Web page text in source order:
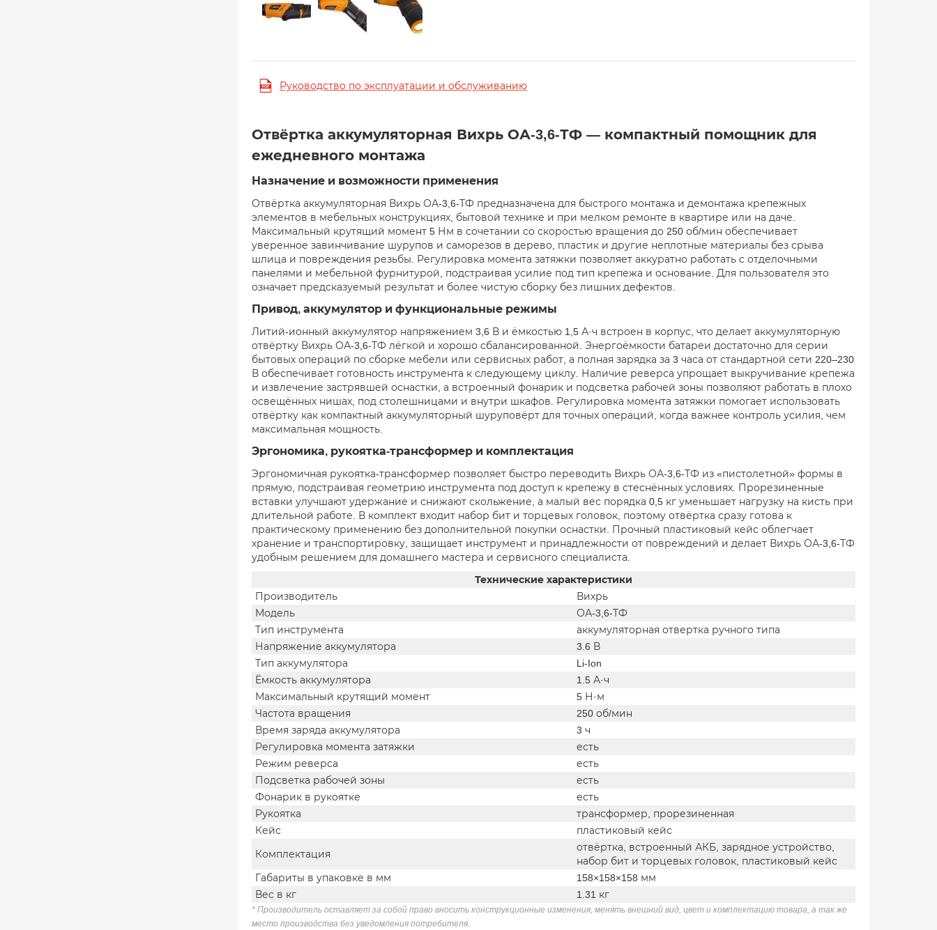
Руководство по эксплуатации и обслуживанию
Отвёртка аккумуляторная Вихрь ОА-3,6-ТФ — компактный помощник для
ежедневного монтажа
Назначение и возможности применения
Отвёртка аккумуляторная Вихрь ОА-3,6-ТФ предназначена для быстрого монтажа и демонтажа крепежных
элементов в мебельных конструкциях, бытовой технике и при мелком ремонте в квартире или на даче.
Максимальный крутящий момент 5 Нм в сочетании со скоростью вращения до 250 об/мин обеспечивает
уверенное завинчивание шурупов и саморезов в дерево, пластик и другие неплотные материалы без срыва
шлица и повреждения резьбы. Регулировка момента затяжки позволяет аккуратно работать с отделочными
панелями и мебельной фурнитурой, подстраивая усилие под тип крепежа и основание. Для пользователя это
означает предсказуемый результат и более чистую сборку без лишних дефектов.
Привод, аккумулятор и функциональные режимы
Литий-ионный аккумулятор напряжением 3,6 В и ёмкостью 1,5 А·ч встроен в корпус, что делает аккумуляторную
отвёртку Вихрь ОА-3,6-ТФ лёгкой и хорошо сбалансированной. Энергоёмкости батареи достаточно для серии
бытовых операций по сборке мебели или сервисных работ, а полная зарядка за 3 часа от стандартной сети 220–230
В обеспечивает готовность инструмента к следующему циклу. Наличие реверса упрощает выкручивание крепежа
и извлечение застрявшей оснастки, а встроенный фонарик и подсветка рабочей зоны позволяют работать в плохо
освещённых нишах, под столешницами и внутри шкафов. Регулировка момента затяжки помогает использовать
отвёртку как компактный аккумуляторный шуруповёрт для точных операций, когда важнее контроль усилия, чем
максимальная мощность.
Эргономика, рукоятка-трансформер и комплектация
Эргономичная рукоятка-трансформер позволяет быстро переводить Вихрь ОА-3,6-ТФ из «пистолетной» формы в
прямую, подстраивая геометрию инструмента под доступ к крепежу в стеснённых условиях. Прорезиненные
вставки улучшают удержание и снижают скольжение, а малый вес порядка 0,5 кг уменьшает нагрузку на кисть при
длительной работе. В комплект входит набор бит и торцевых головок, поэтому отвёртка сразу готова к
практическому применению без дополнительной покупки оснастки. Прочный пластиковый кейс облегчает
хранение и транспортировку, защищает инструмент и принадлежности от повреждений и делает Вихрь ОА-3,6-ТФ
удобным решением для домашнего мастера и сервисного специалиста.
Технические характеристики
Производитель
Вихрь
Модель
ОА-3,6-ТФ
Тип инструмента
аккумуляторная отвертка ручного типа
Напряжение аккумулятора
3.6 В
Тип аккумулятора
Li-Ion
Ёмкость аккумулятора
1.5 А·ч
Максимальный крутящий момент
5 Н·м
Частота вращения
250 об/мин
Время заряда аккумулятора
3 ч
Регулировка момента затяжки
есть
Режим реверса
есть
Подсветка рабочей зоны
есть
Фонарик в рукоятке
есть
Рукоятка
трансформер, прорезиненная
Кейс
пластиковый кейс
Комплектация
отвёртка, встроенный АКБ, зарядное устройство,
набор бит и торцевых головок, пластиковый кейс
Габариты в упаковке в мм
158×158×158 мм
Вес в кг
1.31 кг
* Производитель оставляет за собой право вносить конструкционные изменения, менять внешний вид, цвет и комплектацию товара, а так же
место производства без уведомления потребителя.